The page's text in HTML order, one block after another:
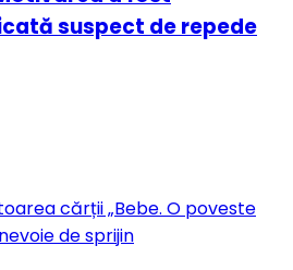
suspect de repede
cărții „Bebe. O poveste
de sprijin